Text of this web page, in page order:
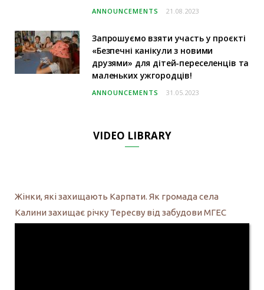
ANNOUNCEMENTS 21.08.2023
Запрошуємо взяти участь у проєкті
«Безпечні канікули з новими
друзями» для дітей-переселенців та
маленьких ужгородців!
ANNOUNCEMENTS 31.05.2023
VIDEO LIBRARY
Жінки, які захищають Карпати. Як громада села
Калини захищає річку Тересву від забудови МГЕС